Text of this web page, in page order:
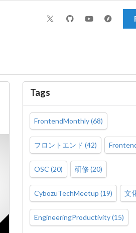
Tags
FrontendMonthly(68)
フロントエンド (42)
OSC (20) 研修 (20)
CybozuTechMeetup (19) 文
EngineeringProductivity(15)